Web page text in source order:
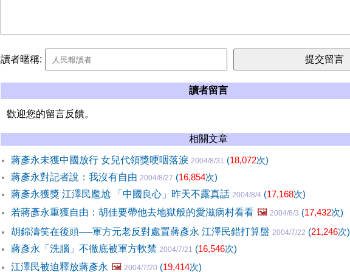
讀者暱稱:
讀者留言
歡迎您的留言反饋。
相關文章
蔣彥永未獲中國放行 女兒代領獎哽咽落淚 2004/8/31 (18,072次)
蔣彥永對記者說：我沒有自由 2004/8/27 (16,854次)
蔣彥永獲獎 江澤民尷尬 「中國良心」昨天不露真話 2004/8/4 (17,168次)
若蔣彥永重獲自由：胡佳要帶他去地獄般的愛滋病村看看 🖼️ 2004/8/3 (17,432次)
胡錦濤笑在後頭──軍方元老反對處置蔣彥永 江澤民錯打算盤 2004/7/22 (21,246次)
蔣彥永「洗腦」不徹底被軍方軟禁 2004/7/21 (16,546次)
江澤民被迫釋放蔣彥永 🖼️ 2004/7/20 (19,414次)